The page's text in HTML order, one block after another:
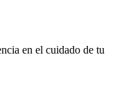
en el cuidado de tu